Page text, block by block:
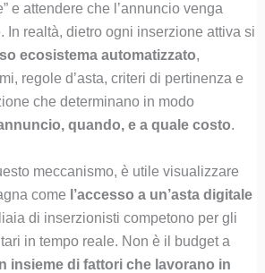
e attendere che l’annuncio venga
In realtà, dietro ogni inserzione attiva si
ecosistema automatizzato,
regole d’asta, criteri di pertinenza e
che determinano in modo
quando, e a quale costo.
meccanismo, è utile visualizzare
come l’accesso a un’asta digitale
di inserzionisti competono per gli
in tempo reale. Non è il budget a
insieme di fattori che lavorano in